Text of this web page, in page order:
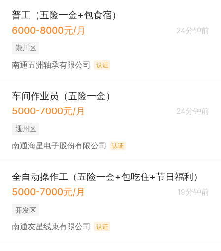
普工（五险一金+包食宿）
6000-8000元/月
24分钟前
崇川区
南通五洲轴承有限公司 认证
车间作业员（五险一金）
5000-7000元/月
24分钟前
通州区
南通海星电子股份有限公司 认证
全自动操作工（五险一金+包吃住+节日福利）
5000-7000元/月
19分钟前
开发区
南通友星线束有限公司 认证